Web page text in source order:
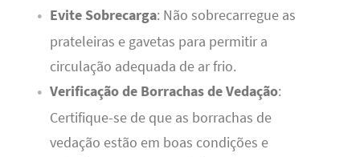
Evite Sobrecarga: Não sobrecarregue as
prateleiras e gavetas para permitir a
circulação adequada de ar frio.
Verificação de Borrachas de Vedação:
Certifique-se de que as borrachas de
vedação estão em boas condições e